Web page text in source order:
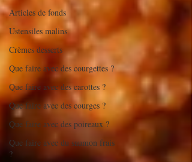
Articles de fonds
Ustensiles malins
Crèmes desserts
Que faire avec des courgettes ?
Que faire avec des carottes ?
Que faire avec des courges ?
Que faire avec des poireaux ?
Que faire avec du saumon frais
?